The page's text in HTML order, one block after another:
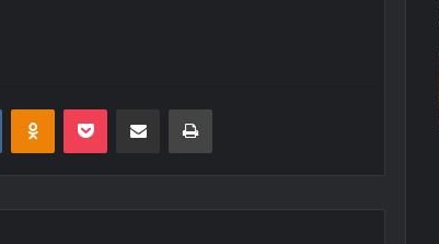
VKontakteOdnoklassniki
Pocket E-Posta ile paylaş Yazdır